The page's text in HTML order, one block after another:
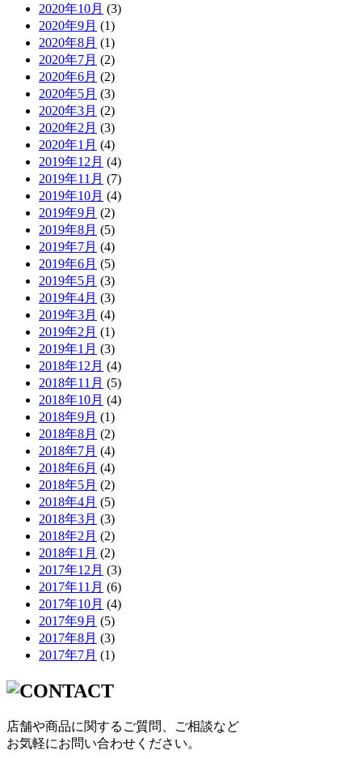
2020年10月 (3)
2020年9月 (1)
2020年8月 (1)
2020年7月 (2)
2020年6月 (2)
2020年5月 (3)
2020年3月 (2)
2020年2月 (3)
2020年1月 (4)
2019年12月 (4)
2019年11月 (7)
2019年10月 (4)
2019年9月 (2)
2019年8月 (5)
2019年7月 (4)
2019年6月 (5)
2019年5月 (3)
2019年4月 (3)
2019年3月 (4)
2019年2月 (1)
2019年1月 (3)
2018年12月 (4)
2018年11月 (5)
2018年10月 (4)
2018年9月 (1)
2018年8月 (2)
2018年7月 (4)
2018年6月 (4)
2018年5月 (2)
2018年4月 (5)
2018年3月 (3)
2018年2月 (2)
2018年1月 (2)
2017年12月 (3)
2017年11月 (6)
2017年10月 (4)
2017年9月 (5)
2017年8月 (3)
2017年7月 (1)
店舗や商品に関するご質問、ご相談など
お気軽にお問い合わせください。